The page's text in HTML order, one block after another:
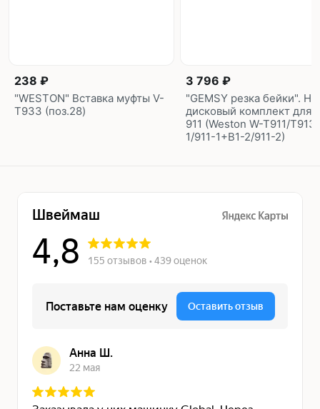
238 ₽
"WESTON" Вставка муфты V-
T933 (поз.28)
3 796 ₽
"GEMSY резка бейки".
дисковый комплект для
911 (Weston W-T911/
1/911-1+B1-2/911-2)